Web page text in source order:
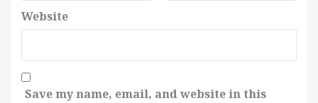
Website
Save my name, email, and website in this